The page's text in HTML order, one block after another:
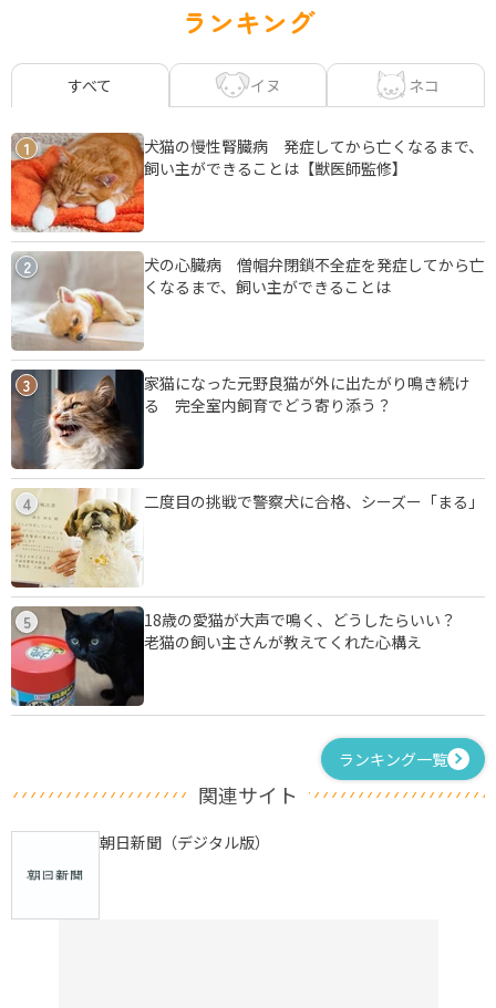
ランキング
すべて イヌ ネコ
1
犬猫の慢性腎臓病 発症してから亡くなるまで、
飼い主ができることは【獣医師監修】
2
犬の心臓病 僧帽弁閉鎖不全症を発症してから亡
くなるまで、飼い主ができることは
3
家猫になった元野良猫が外に出たがり鳴き続け
る 完全室内飼育でどう寄り添う？
4 二度目の挑戦で警察犬に合格、シーズー「まる」
5
18歳の愛猫が大声で鳴く、どうしたらいい？
老猫の飼い主さんが教えてくれた心構え
ランキング一覧
関連サイト
朝日新聞（デジタル版）